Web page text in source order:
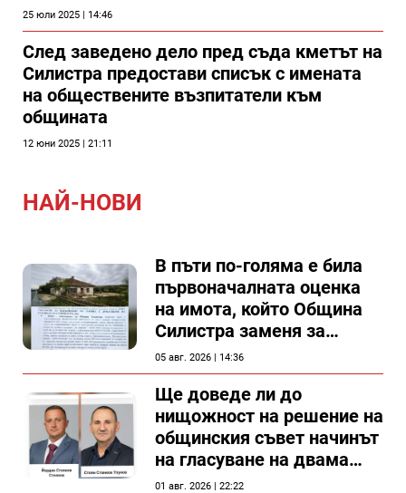
25 юли 2025 | 14:46
След заведено дело пред съда кметът на
Силистра предостави списък с имената
на обществените възпитатели към
общината
12 юни 2025 | 21:11
НАЙ-НОВИ
В пъти по-голяма е била
първоначалната оценка
на имота, който Община
Силистра заменя за
спирка, показват
документи
05 авг. 2026 | 14:36
Ще доведе ли до
нищожност на решение на
общинския съвет начинът
на гласуване на двама
съветници в Силистра?
01 авг. 2026 | 22:22